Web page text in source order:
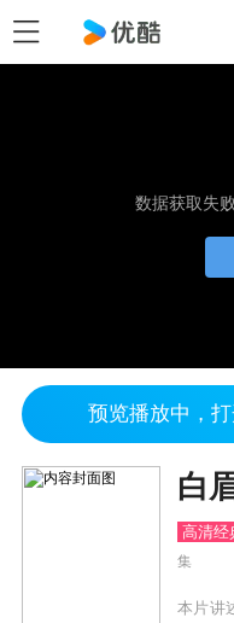
数据获取失
预览播放中，
白
高清经
集
本片讲